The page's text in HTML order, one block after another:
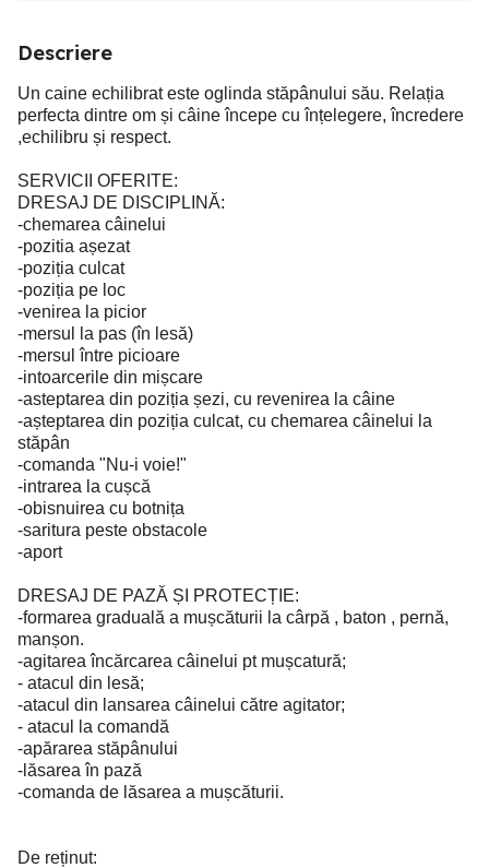
Descriere
Un caine echilibrat este oglinda stăpânului său. Relația
perfecta dintre om și câine începe cu înțelegere, încredere
,echilibru și respect.
SERVICII OFERITE:
DRESAJ DE DISCIPLINĂ:
-chemarea câinelui
-pozitia așezat
-poziția culcat
-poziția pe loc
-venirea la picior
-mersul la pas (în lesă)
-mersul între picioare
-intoarcerile din mișcare
-asteptarea din poziția șezi, cu revenirea la câine
-așteptarea din poziția culcat, cu chemarea câinelui la
stăpân
-comanda "Nu-i voie!"
-intrarea la cușcă
-obisnuirea cu botnița
-saritura peste obstacole
-aport
DRESAJ DE PAZĂ ȘI PROTECȚIE:
-formarea graduală a mușcăturii la cârpă , baton , pernă,
manșon.
-agitarea încărcarea câinelui pt mușcatură;
- atacul din lesă;
-atacul din lansarea câinelui către agitator;
- atacul la comandă
-apărarea stăpânului
-lăsarea în pază
-comanda de lăsarea a mușcăturii.
De reținut: